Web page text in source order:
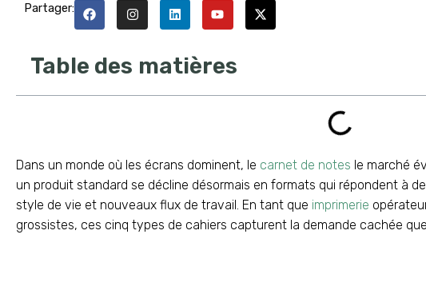
Partager:
Table des matières
Dans un monde où les écrans dominent, le carnet de notes le marché
un produit standard se décline désormais en formats qui répondent à
style de vie et nouveaux flux de travail. En tant que imprimerie
grossistes, ces cinq types de cahiers capturent la demande cachée